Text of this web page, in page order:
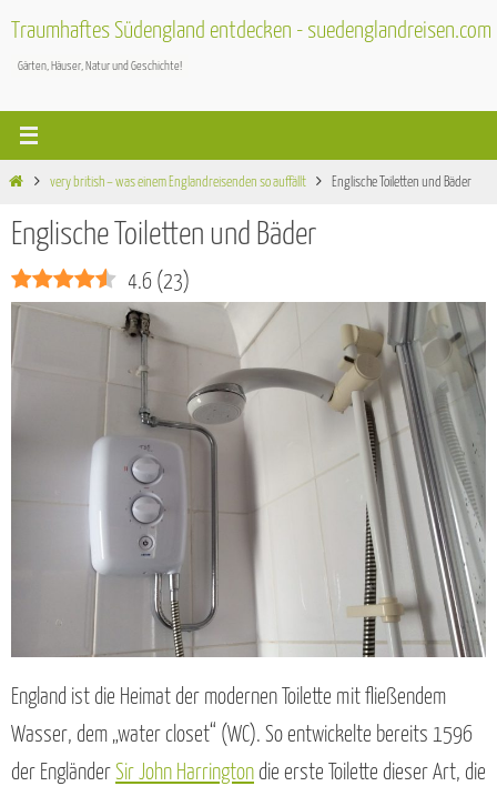
springen
Traumhaftes Südengland entdecken - suedenglandreisen.com
Gärten, Häuser, Natur und Geschichte!
Startvery british – was einem Englandreisenden so auffällt Englische Toiletten und Bäder
Englische Toiletten und Bäder
4.6 (23)
England ist die Heimat der modernen Toilette mit fließendem
Wasser, dem „water closet“ (WC). So entwickelte bereits 1596
der Engländer Sir John Harrington die erste Toilette dieser Art, die